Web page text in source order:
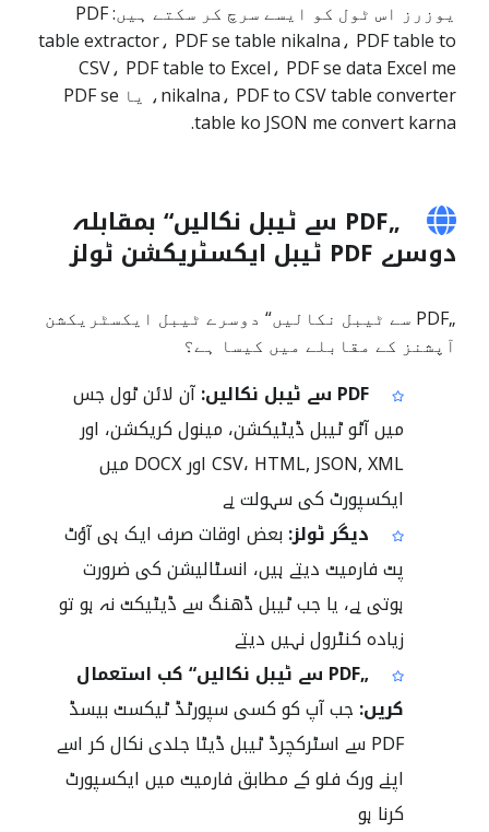
یوزرز اس ٹول کو ایسے سرچ کر سکتے ہیں: PDF
table extractor، PDF se table nikalna، PDF table to
CSV، PDF table to Excel، PDF se data Excel me
nikalna، PDF to CSV table converter، یا PDF se
table ko JSON me convert karna.
„PDF سے ٹیبل نکالیں“ بمقابلہ
دوسرے PDF ٹیبل ایکسٹریکشن ٹولز
„PDF سے ٹیبل نکالیں“ دوسرے ٹیبل ایکسٹریکشن
آپشنز کے مقابلے میں کیسا ہے؟
PDF سے ٹیبل نکالیں:
آن لائن ٹول جس
میں آٹو ٹیبل ڈیٹیکشن، مینول کریکشن، اور
CSV، HTML, JSON, XML اور DOCX میں
ایکسپورٹ کی سہولت ہے
دیگر ٹولز:بعض اوقات صرف ایک ہی آؤٹ
پٹ فارمیٹ دیتے ہیں، انسٹالیشن کی ضرورت
ہوتی ہے، یا جب ٹیبل ڈھنگ سے ڈیٹیکٹ نہ ہو تو
زیادہ کنٹرول نہیں دیتے
„PDF سے ٹیبل نکالیں“ کب استعمال
کریں: جب آپ کو کسی سپورٹڈ ٹیکسٹ بیسڈ
PDF سے اسٹرکچرڈ ٹیبل ڈیٹا جلدی نکال کر اسے
اپنے ورک فلو کے مطابق فارمیٹ میں ایکسپورٹ
کرنا ہو